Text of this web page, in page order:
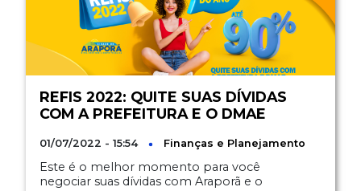
REFIS 2022: QUITE SUAS DÍVIDAS
COM A PREFEITURA E O DMAE
01/07/2022 - 15:54 Finanças e Planejamento
Este é o melhor momento para você
negociar suas dívidas com Araporã e o